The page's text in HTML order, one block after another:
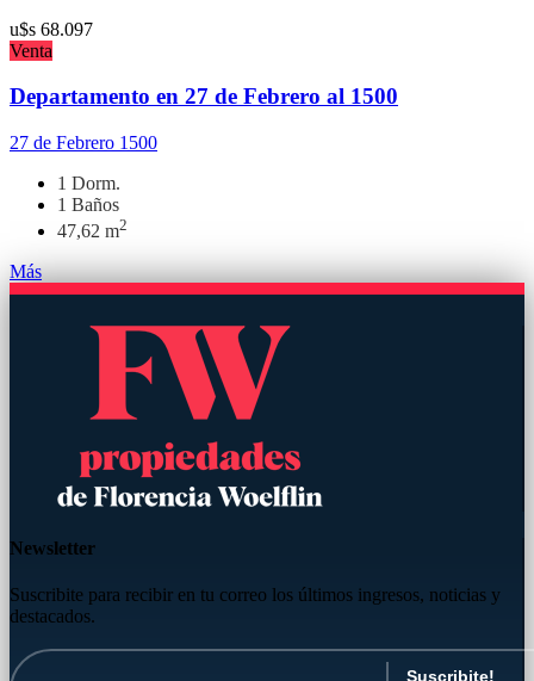
u$s 68.097
Venta
Departamento en 27 de Febrero al 1500
27 de Febrero 1500
1 Dorm.
1 Baños
47,62 m2
Más
Newsletter
Suscribite para recibir en tu correo los últimos ingresos, noticias y
destacados.